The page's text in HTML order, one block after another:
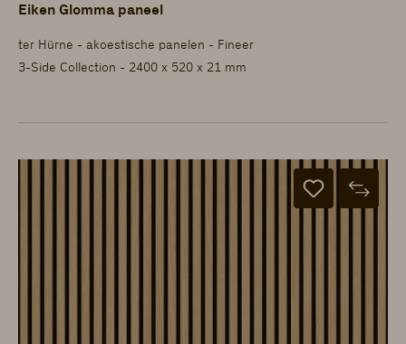
Eiken Glomma paneel
ter Hürne - akoestische panelen - Fineer
3-Side Collection - 2400 x 520 x 21 mm